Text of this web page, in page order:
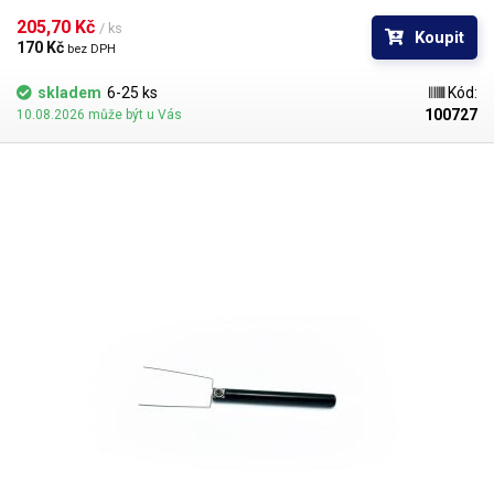
205,70 Kč / ks
170 Kč bez DPH
Koupit
skladem 6-25 ks
10.08.2026 může být u Vás
Kód:
100727